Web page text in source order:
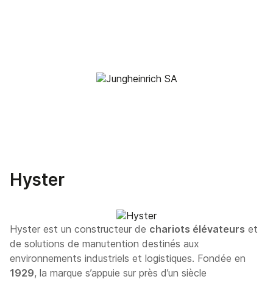
Hyster
Hyster est un constructeur de chariots élévateurs et
de solutions de manutention destinés aux
environnements industriels et logistiques. Fondée en
1929, la marque s’appuie sur près d’un siècle